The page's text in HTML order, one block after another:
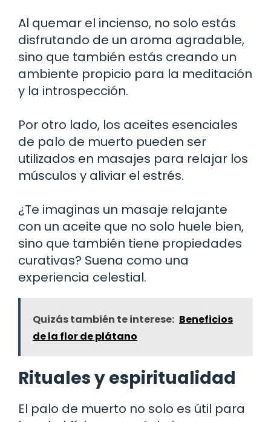
Al quemar el incienso, no solo estás
disfrutando de un aroma agradable,
sino que también estás creando un
ambiente propicio para la meditación
y la introspección.
Por otro lado, los aceites esenciales
de palo de muerto pueden ser
utilizados en masajes para relajar los
músculos y aliviar el estrés.
¿Te imaginas un masaje relajante
con un aceite que no solo huele bien,
sino que también tiene propiedades
curativas? Suena como una
experiencia celestial.
Quizás también te interese: Beneficios
de la flor de plátano
Rituales y espiritualidad
El palo de muerto no solo es útil para